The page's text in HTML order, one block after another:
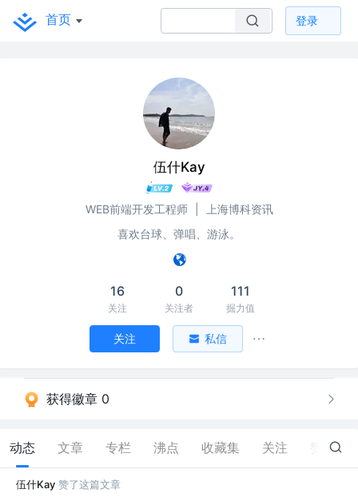
首页 登录
伍什Kay
WEB前端开发工程师
上海博科资讯
喜欢台球、弹唱、游泳。
16
关注
0
关注者
111
掘力值
关注 私信
获得徽章 0
动态 文章 专栏 沸点 收藏集 关注 14
伍什Kay 赞了这篇文章